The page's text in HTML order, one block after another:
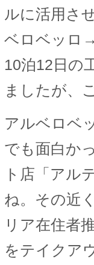
ルに活用さ
ベロベッロ
10泊12日の
ましたが、
アルベロベ
でも面白か
ト店「アル
ね。その近
リア在住者
をテイクア